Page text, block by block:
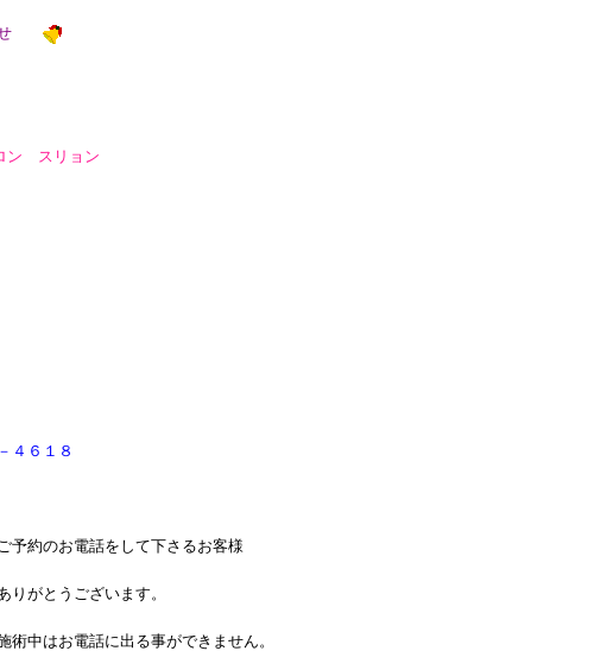
せ
ン スリョン
４６１８
して下さるお客様
います。
事ができません。